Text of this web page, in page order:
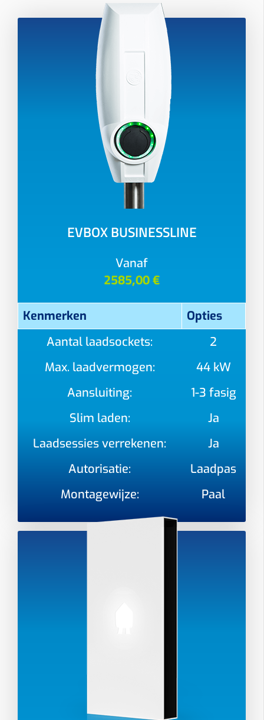
EVBOX BUSINESSLINE
Vanaf
2585,00 €
Kenmerken
Opties
Aantal laadsockets:
2
Max. laadvermogen:
44 kW
Aansluiting:
1-3 fasig
Slim laden:
Ja
Laadsessies verrekenen:
Ja
Autorisatie:
Laadpas
Montagewijze:
Paal